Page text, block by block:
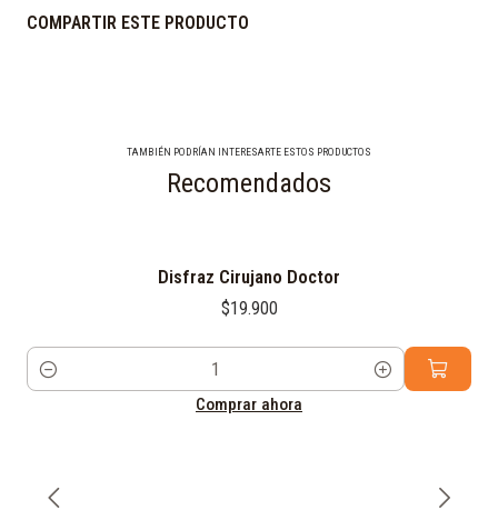
COMPARTIR ESTE PRODUCTO
TAMBIÉN PODRÍAN INTERESARTE ESTOS PRODUCTOS
Recomendados
Disfraz Cirujano Doctor
$19.900
Cantidad
Comprar ahora